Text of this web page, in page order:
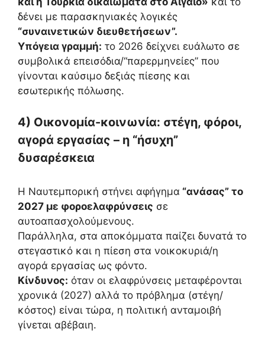
δένει με παρασκηνιακές λογικές
“συναινετικών διευθετήσεων”.
Υπόγεια γραμμή: το 2026 δείχνει ευάλωτο σε
συμβολικά επεισόδια/“παρερμηνείες” που
γίνονται καύσιμο δεξιάς πίεσης και
εσωτερικής πόλωσης.
4) Οικονομία-κοινωνία: στέγη, φόροι,
αγορά εργασίας – η “ήσυχη”
δυσαρέσκεια
Η Ναυτεμπορική στήνει αφήγημα “ανάσας” το
2027 με φοροελαφρύνσεις σε
αυτοαπασχολούμενους.
Παράλληλα, στα αποκόμματα παίζει δυνατά το
στεγαστικό και η πίεση στα νοικοκυριά/η
αγορά εργασίας ως φόντο.
Κίνδυνος: όταν οι ελαφρύνσεις μεταφέρονται
χρονικά (2027) αλλά το πρόβλημα (στέγη/
κόστος) είναι τώρα, η πολιτική ανταμοιβή
γίνεται αβέβαιη.